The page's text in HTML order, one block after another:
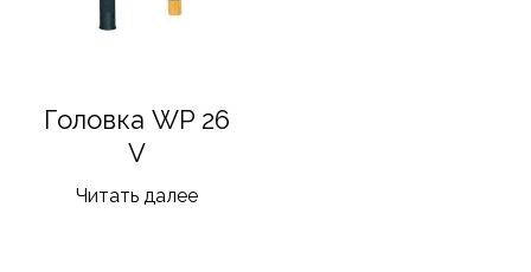
Головка WP 26
V
Читать далее